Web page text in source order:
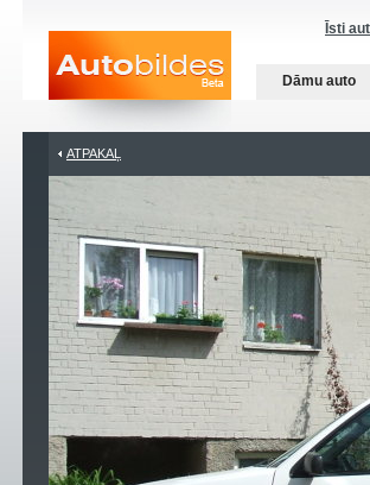
Īsti
Dāmu auto
ATPAKAĻ